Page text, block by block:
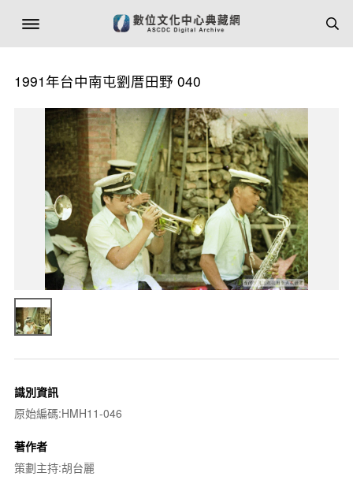
1991年台中南屯劉厝田野 040
識別資訊
原始編碼:HMH11-046
著作者
策劃主持:胡台麗